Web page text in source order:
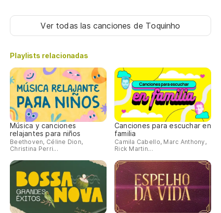
Ver todas las canciones de Toquinho
Playlists relacionadas
Música y canciones
relajantes para niños
Beethoven, Céline Dion,
Christina Perri...
Canciones para escuchar en
familia
Camila Cabello, Marc Anthony,
Rick Martin...